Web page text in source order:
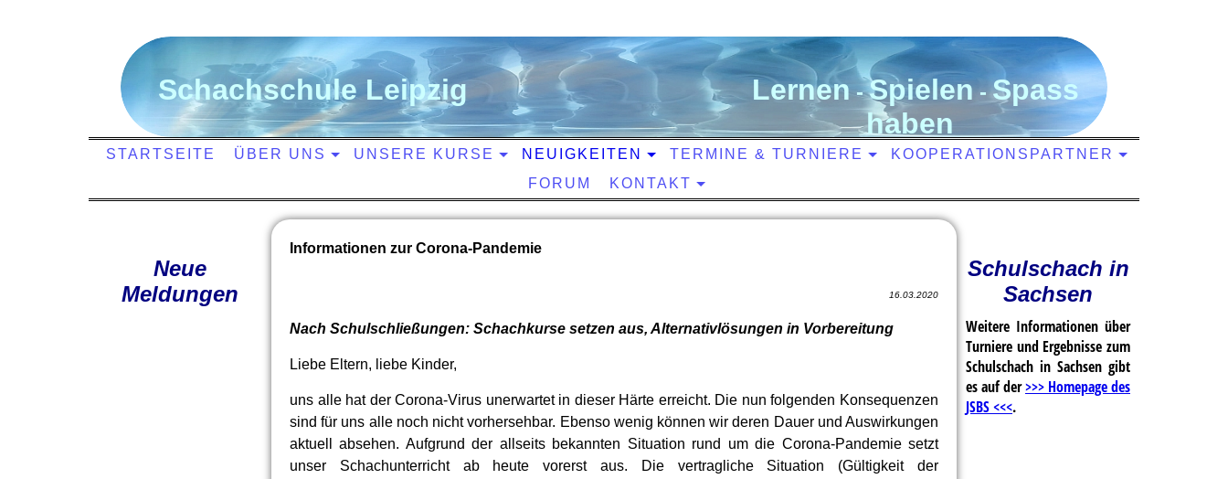
Schachschule Leipzig Lernen - Spielen - Spass
haben
STARTSEITE ÜBER UNS UNSERE KURSE NEUIGKEITEN TERMINE & TURNIERE
KOOPERATIONSPARTNER
FORUM
KONTAKT
Informationen zur Corona-Pandemie
16.03.2020
Nach Schulschließungen: Schachkurse setzen aus, Alternativlösungen in Vorbereitung
Liebe Eltern, liebe Kinder,
uns alle hat der Corona-Virus unerwartet in dieser Härte erreicht. Die nun folgenden Konsequenzen
sind für uns alle noch nicht vorhersehbar. Ebenso wenig können wir deren Dauer und Auswirkungen
aktuell absehen. Aufgrund der allseits bekannten Situation rund um die Corona-Pandemie setzt
unser Schachunterricht ab heute vorerst aus. Die vertragliche Situation (Gültigkeit der
Neue
Meldungen
Schulschach in
Sachsen
Weitere Informationen über
Turniere und Ergebnisse zum
Schulschach in Sachsen gibt
es auf der>>> Homepage des
JSBS <<<.